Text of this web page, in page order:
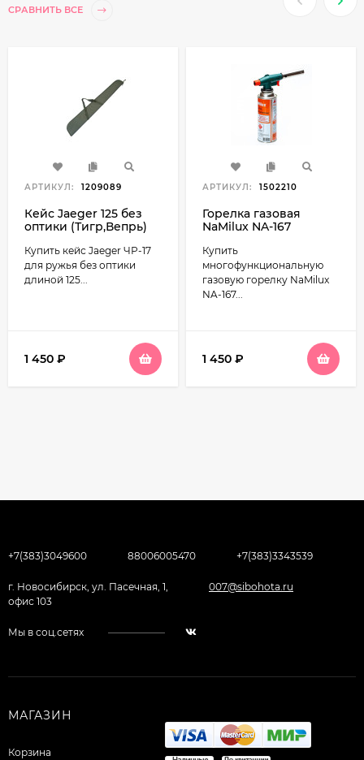
СРАВНИТЬ ВСЕ
АРТИКУЛ: 1209089
Кейс Jaeger 125 без
оптики (Тигр,Вепрь)
Купить кейс Jaeger ЧР-17
для ружья без оптики
длиной 125...
1 450 ₽
АРТИКУЛ: 1502210
Горелка газовая
NaMilux NA-167
Купить
многофункциональную
газовую горелку NaMilux
NA-167...
1 450 ₽
+7(383)3049600 88006005470 +7(383)3343539
г. Новосибирск, ул. Пасечная, 1,
офис 103
007@sibohota.ru
Мы в соц.сетях
МАГАЗИН
Корзина